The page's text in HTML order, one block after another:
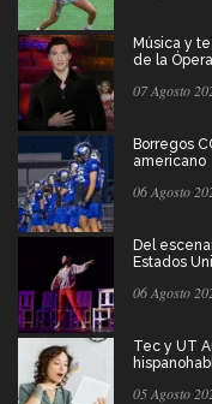
Música y
de la
07 Agosto
Borregos
americano
06 Agosto
Del
Estados
06 Agosto
Tec y UT
05 Agosto